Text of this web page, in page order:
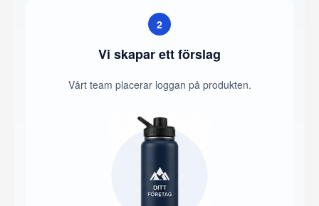
2
Vi skapar ett förslag
Vårt team placerar loggan på produkten.